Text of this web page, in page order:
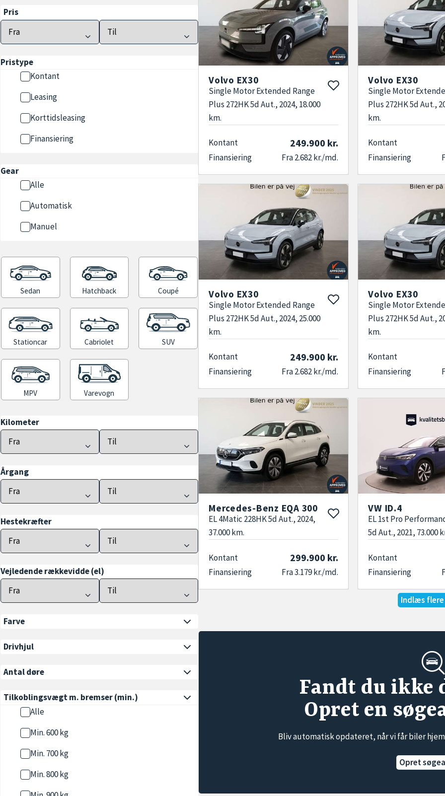
Pris
Pristype
Kontant
Leasing
Korttidsleasing
Finansiering
Gear
Alle
Automatisk
Manuel
Sedan Hatchback Coupé
Stationcar Cabriolet SUV
MPV Varevogn
Kilometer
Årgang
Hestekræfter
Vejledende rækkevidde (el)
Farve
Drivhjul
Antal døre
Tilkoblingsvægt m. bremser(min.)
Alle
Min. 600 kg
Min. 700 kg
Min. 800 kg
Volvo EX30
Single Motor Extended Range
Plus 272HK 5d Aut., 2024, 18.000
km.
Kontant 249.900 kr.
Finansiering Fra 2.682 kr./md.
Volvo EX30
Single Motor
Plus 272HK 5d Aut.,
km.
Kontant
Finansiering
Volvo EX30
Single Motor Extended Range
Plus 272HK 5d Aut., 2024, 25.000
km.
Kontant 249.900 kr.
Finansiering Fra 2.682 kr./md.
Volvo EX30
Single Motor
Plus 272HK 5d Aut.,
km.
Kontant
Finansiering
Mercedes-Benz EQA 300
EL 4Matic 228HK 5d Aut., 2024,
37.000 km.
Kontant 299.900 kr.
Finansiering Fra 3.179 kr./md.
VW ID.4
EL 1st Pro
5d Aut., 2021, 73.000
Kontant
Finansiering
Indlæs
Fandt du ikke
Opret en
Bliv automatisk opdateret, når vi får biler
Opret